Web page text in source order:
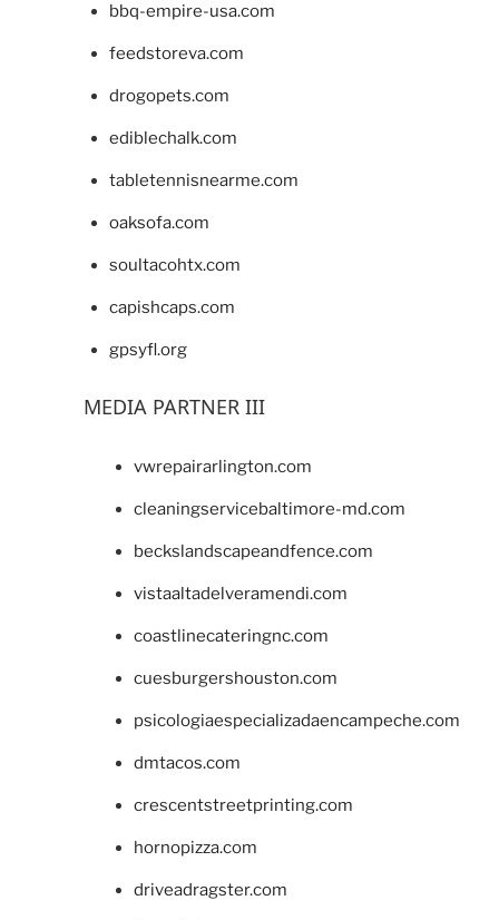
bbq-empire-usa.com
feedstoreva.com
drogopets.com
ediblechalk.com
tabletennisnearme.com
oaksofa.com
soultacohtx.com
capishcaps.com
gpsyfl.org
MEDIA PARTNER III
vwrepairarlington.com
cleaningservicebaltimore-md.com
beckslandscapeandfence.com
vistaaltadelveramendi.com
coastlinecateringnc.com
cuesburgershouston.com
psicologiaespecializadaencampeche.com
dmtacos.com
crescentstreetprinting.com
hornopizza.com
driveadragster.com